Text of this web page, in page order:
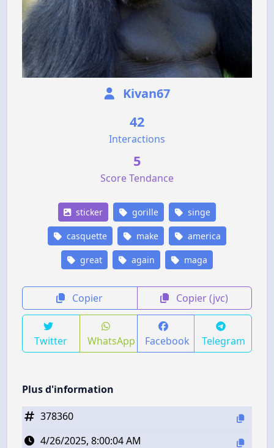
Kivan67
42
Interactions
5
Score Tendance
sticker gorille singe
casquette make america
great again maga
Copier Copier (jvc)
Twitter WhatsApp Facebook Telegram
Plus d'information
378360
4/26/2025, 8:00:04 AM